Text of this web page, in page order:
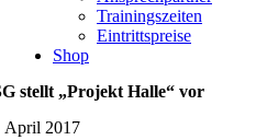
Trainingszeiten
Eintrittspreise
Shop
stellt „Projekt Halle“ vor
April 2017